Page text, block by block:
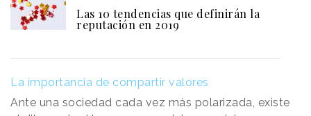
Las 10 tendencias que definirán la
reputación en 2019
La importancia de compartir valores
Ante una sociedad cada vez más polarizada, existe